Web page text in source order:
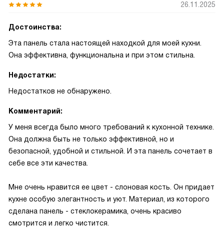
26.11.2025
Достоинства:
Эта панель стала настоящей находкой для моей кухни.
Она эффективна, функциональна и при этом стильна.
Недостатки:
Недостатков не обнаружено.
Комментарий:
У меня всегда было много требований к кухонной технике.
Она должна быть не только эффективной, но и
безопасной, удобной и стильной. И эта панель сочетает в
себе все эти качества.
Мне очень нравится ее цвет - слоновая кость. Он придает
кухне особую элегантность и уют. Материал, из которого
сделана панель - стеклокерамика, очень красиво
смотрится и легко чистится.